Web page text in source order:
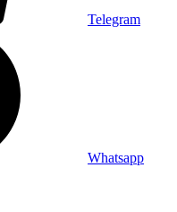
Telegram
Whatsapp